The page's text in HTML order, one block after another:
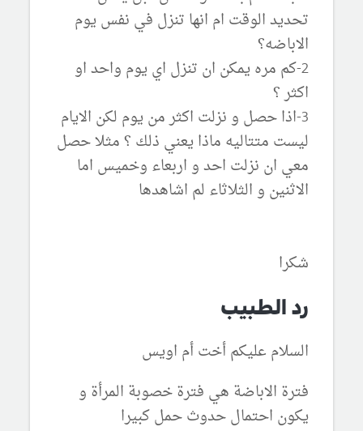
تحديد الوقت ام انها تنزل في نفس يوم
الاباضه؟
2-كم مره يمكن ان تنزل اي يوم واحد او
اكثر ؟
3-اذا حصل و نزلت اكثر من يوم لكن الايام
ليست متتاليه ماذا يعني ذلك ؟ مثلا حصل
معي ان نزلت احد و اربعاء وخميس اما
الاثنين و الثلاثاء لم اشاهدها
شكرا
رد الطبيب
السلام عليكم أخت أم اويس
فترة الاباضة هي فترة خصوبة المرأة و
يكون احتمال حدوث حمل كبيرا